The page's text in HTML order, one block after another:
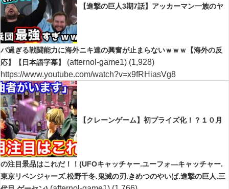
【進撃の巨人3期7話】アッカーマン一族のヤ
バ過ぎる戦闘能力に海外ニキ達の興奮が止まらないｗｗｗ【海外の反
応】【日本語字幕】
(afternol-game1) (1,928)
https://www.youtube.com/watch?v=x9fRHiasVg8
【クレーンゲーム】初プライズ化！？１０月
の注目景品はこれだ！！(UFOキャッチャー.ユーフォ―キャッチャー.
東京リベンジャーズ.松野千冬.鬼滅の刃.きめつのやいば.進撃の巨人.三